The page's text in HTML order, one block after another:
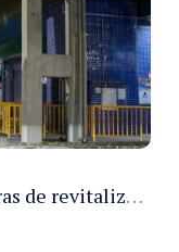
Prefeitura de Manaus inicia obras de revitalização na passarela Max Teixeira para ampliar segurança e mobilidade urbana